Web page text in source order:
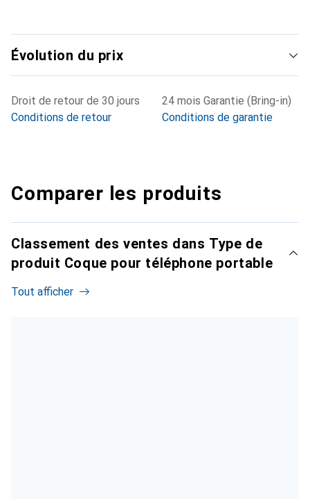
Évolution du prix
Droit de retour de 30 jours
Conditions de retour
24 mois Garantie (Bring-in)
Conditions de garantie
Comparer les produits
Classement des ventes dans Type de
produit Coque pour téléphone portable
Tout afficher